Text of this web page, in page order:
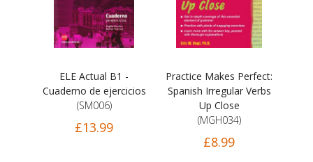
ELE Actual B1 -
Cuaderno de ejercicios
(SM006)
£13.99
Practice Makes Perfect:
Spanish Irregular Verbs
Up Close
(MGH034)
£8.99